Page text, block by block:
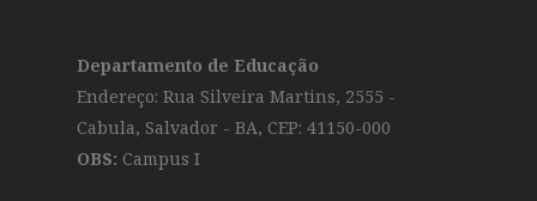
Departamento de Educação
Endereço: Rua Silveira Martins, 2555 -
Cabula, Salvador - BA, CEP: 41150-000
OBS: Campus I